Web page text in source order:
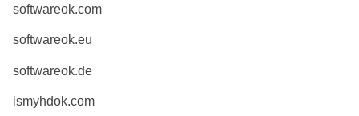
softwareok.com
softwareok.eu
softwareok.de
ismyhdok.com